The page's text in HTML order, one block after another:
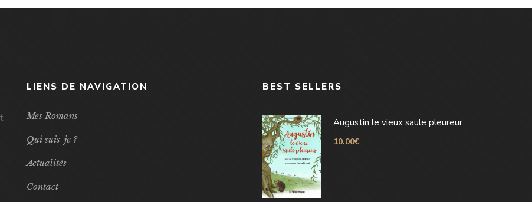
LIENS DE NAVIGATION
Mes Romans
Qui suis-je ?
Actualités
Contact
BEST SELLERS
Augustin le vieux saule pleureur
10.00€